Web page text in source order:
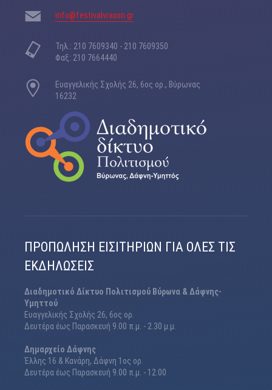
είσοδος 12 ?, Φοιτητικό, Άνεργοι: 10 ?
info@festivalvraxon.gr
Τηλ.: 210 7609340 - 210 7609350
Φαξ: 210 7664440
Ευαγγελικής Σχολής 26, 6ος ορ., Βύρωνας
16232
ΠΡΟΠΏΛΗΣΗ ΕΙΣΙΤΗΡΊΩΝ ΓΙΑ ΌΛΕΣ ΤΙΣ
ΕΚΔΗΛΏΣΕΙΣ
Διαδημοτικό Δίκτυο Πολιτισμού Βύρωνα & Δάφνης-
Υμηττού
Ευαγγελικής Σχολής 26, 6ος ορ.
Δευτέρα έως Παρασκευή 9.00 π.μ. - 2.30 μ.μ.
Δημαρχείο Δάφνης
Έλλης 16 & Κανάρη, Δάφνη 1ος ορ.
Δευτέρα έως Παρασκευή 9.00 π.μ. - 12.00